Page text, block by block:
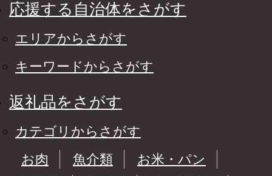
応援する自治体をさがす
エリアからさがす
キーワードからさがす
返礼品をさがす
カテゴリからさがす
お肉
魚介類
お米・パン